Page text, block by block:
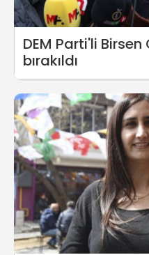
DEM Parti'li
bırakıldı